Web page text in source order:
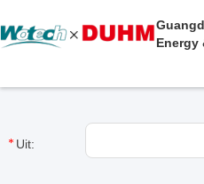
Energy
Uit: